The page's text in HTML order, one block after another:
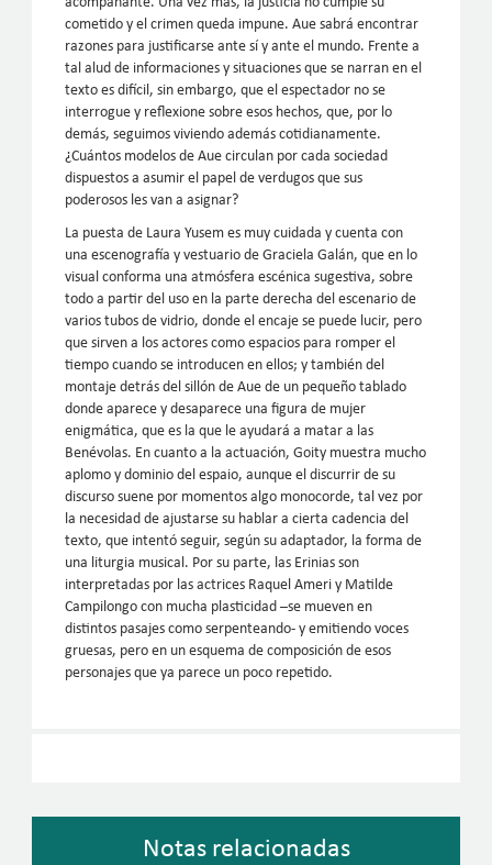
cometido y el crimen queda impune. Aue sabrá encontrar
razones para justificarse ante sí y ante el mundo. Frente a
tal alud de informaciones y situaciones que se narran en el
texto es difícil, sin embargo, que el espectador no se
interrogue y reflexione sobre esos hechos, que, por lo
demás, seguimos viviendo además cotidianamente.
¿Cuántos modelos de Aue circulan por cada sociedad
dispuestos a asumir el papel de verdugos que sus
poderosos les van a asignar?
La puesta de Laura Yusem es muy cuidada y cuenta con
una escenografía y vestuario de Graciela Galán, que en lo
visual conforma una atmósfera escénica sugestiva, sobre
todo a partir del uso en la parte derecha del escenario de
varios tubos de vidrio, donde el encaje se puede lucir, pero
que sirven a los actores como espacios para romper el
tiempo cuando se introducen en ellos; y también del
montaje detrás del sillón de Aue de un pequeño tablado
donde aparece y desaparece una figura de mujer
enigmática, que es la que le ayudará a matar a las
Benévolas. En cuanto a la actuación, Goity muestra mucho
aplomo y dominio del espaio, aunque el discurrir de su
discurso suene por momentos algo monocorde, tal vez por
la necesidad de ajustarse su hablar a cierta cadencia del
texto, que intentó seguir, según su adaptador, la forma de
una liturgia musical. Por su parte, las Erinias son
interpretadas por las actrices Raquel Ameri y Matilde
Campilongo con mucha plasticidad –se mueven en
distintos pasajes como serpenteando- y emitiendo voces
gruesas, pero en un esquema de composición de esos
personajes que ya parece un poco repetido.
Notas relacionadas